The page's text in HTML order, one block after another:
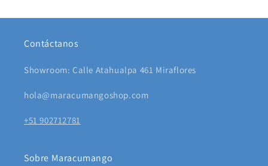
Contáctanos
Showroom: Calle Atahualpa 461 Miraflores
hola@maracumangoshop.com
+51 902712781
Sobre Maracumango